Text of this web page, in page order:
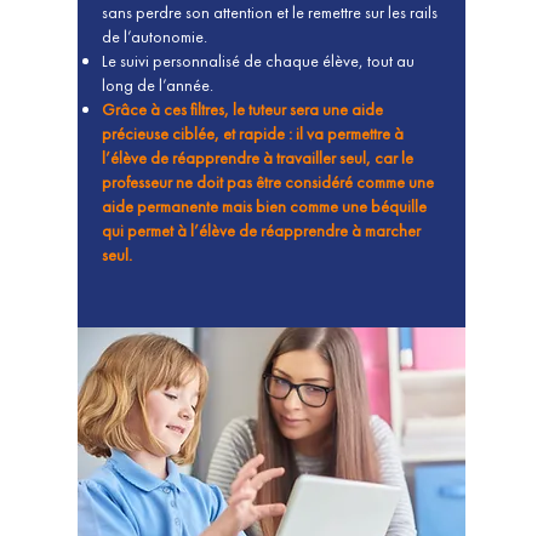
sans perdre son attention et le remettre sur les rails
de l’autonomie.
Le suivi personnalisé de chaque élève, tout au
long de l’année.
Grâce à ces filtres, le tuteur sera une aide
précieuse ciblée, et rapide : il va permettre à
l’élève de réapprendre à travailler seul, car le
professeur ne doit pas être considéré comme une
aide permanente mais bien comme une béquille
qui permet à l’élève de réapprendre à marcher
seul.